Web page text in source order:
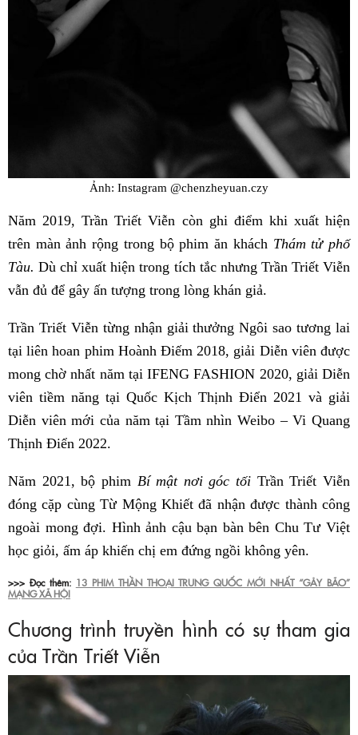
Ảnh: Instagram @chenzheyuan.czy
Năm 2019, Trần Triết Viễn còn ghi điểm khi xuất hiện
trên màn ảnh rộng trong bộ phim ăn khách Thám tử phố
Tàu. Dù chỉ xuất hiện trong tích tắc nhưng Trần Triết Viễn
vẫn đủ để gây ấn tượng trong lòng khán giả.
Trần Triết Viễn từng nhận giải thưởng Ngôi sao tương lai
tại liên hoan phim Hoành Điếm 2018, giải Diễn viên được
mong chờ nhất năm tại IFENG FASHION 2020, giải Diễn
viên tiềm năng tại Quốc Kịch Thịnh Điển 2021 và giải
Diễn viên mới của năm tại Tầm nhìn Weibo – Vi Quang
Thịnh Điển 2022.
Năm 2021, bộ phim Bí mật nơi góc tối Trần Triết Viễn
đóng cặp cùng Từ Mộng Khiết đã nhận được thành công
ngoài mong đợi. Hình ảnh cậu bạn bàn bên Chu Tư Việt
học giỏi, ấm áp khiến chị em đứng ngồi không yên.
>>> Đọc thêm: 13 PHIM THẦN THOẠI TRUNG QUỐC MỚI NHẤT “GÂY BÃO”
MẠNG XÃ HỘI
Chương trình truyền hình có sự tham gia
của Trần Triết Viễn